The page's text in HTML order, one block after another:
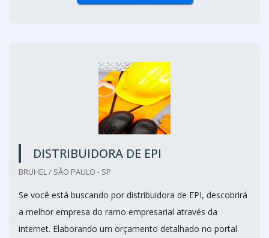
DISTRIBUIDORA DE EPI
BRUHEL / SÃO PAULO - SP
Se você está buscando por distribuidora de EPI, descobrirá
a melhor empresa do ramo empresarial através da
internet. Elaborando um orçamento detalhado no portal